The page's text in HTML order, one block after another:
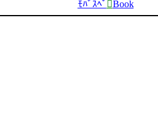
ﾓﾊﾞｽﾍﾟ Book